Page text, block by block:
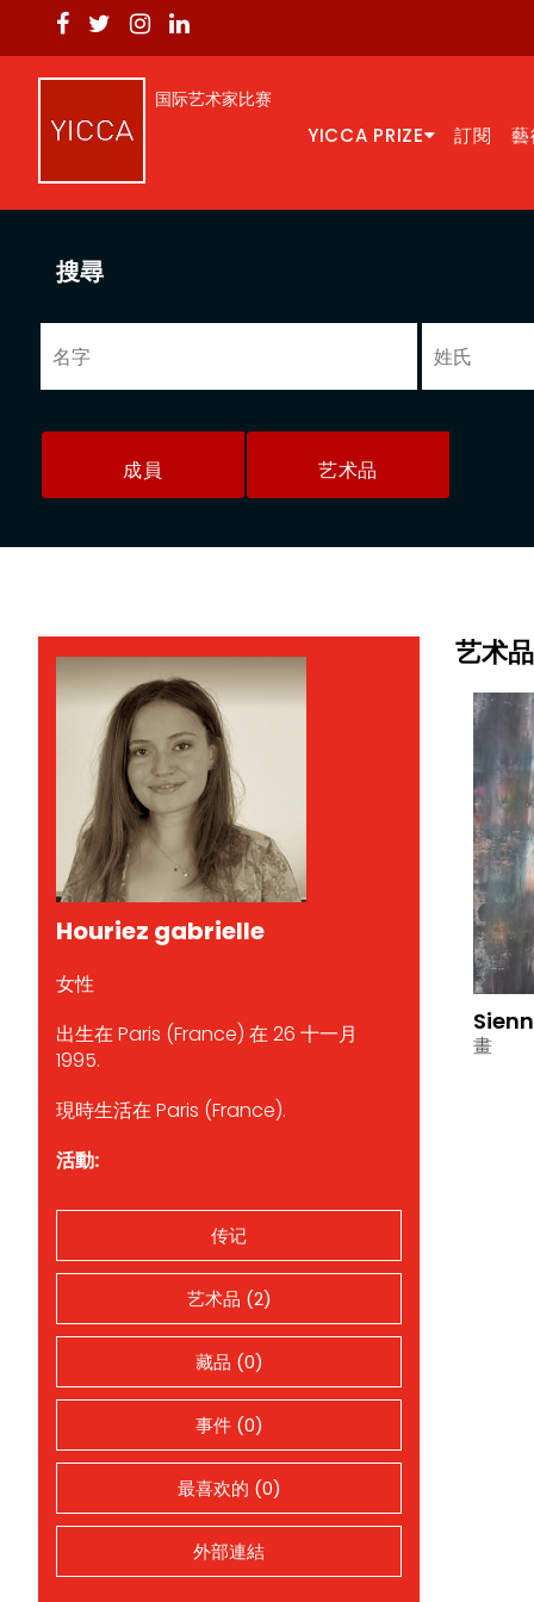
国际艺术家比赛
YICCA PRIZE 訂閱 藝
搜尋
成員 艺术品
Houriez gabrielle
女性
出生在 Paris (France) 在 26 十一月
1995.
現時生活在 Paris (France).
活動:
传记
艺术品 (2)
藏品 (0)
事件 (0)
最喜欢的 (0)
外部連結
艺术品
畫